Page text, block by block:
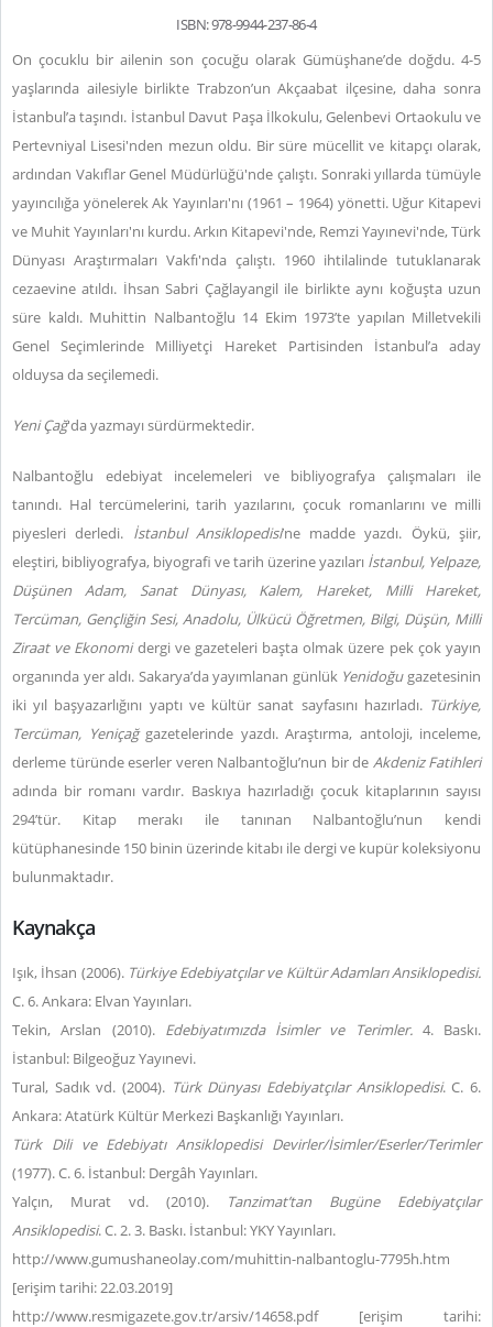
ISBN: 978-9944-237-86-4
On çocuklu bir ailenin son çocuğu olarak Gümüşhane’de doğdu. 4-5
yaşlarında ailesiyle birlikte Trabzon’un Akçaabat ilçesine, daha sonra
İstanbul’a taşındı. İstanbul Davut Paşa İlkokulu, Gelenbevi Ortaokulu ve
Pertevniyal Lisesi'nden mezun oldu. Bir süre mücellit ve kitapçı olarak,
ardından Vakıflar Genel Müdürlüğü'nde çalıştı. Sonraki yıllarda tümüyle
yayıncılığa yönelerek Ak Yayınları'nı (1961 – 1964) yönetti. Uğur Kitapevi
ve Muhit Yayınları'nı kurdu. Arkın Kitapevi'nde, Remzi Yayınevi'nde, Türk
Dünyası Araştırmaları Vakfı'nda çalıştı. 1960 ihtilalinde tutuklanarak
cezaevine atıldı. İhsan Sabri Çağlayangil ile birlikte aynı koğuşta uzun
süre kaldı. Muhittin Nalbantoğlu 14 Ekim 1973’te yapılan Milletvekili
Genel Seçimlerinde Milliyetçi Hareket Partisinden İstanbul’a aday
olduysa da seçilemedi.
Yeni Çağ'da yazmayı sürdürmektedir.
Nalbantoğlu edebiyat incelemeleri ve bibliyografya çalışmaları ile
tanındı. Hal tercümelerini, tarih yazılarını, çocuk romanlarını ve milli
piyesleri derledi. İstanbul Ansiklopedisi’ne madde yazdı. Öykü, şiir,
eleştiri, bibliyografya, biyografi ve tarih üzerine yazıları İstanbul, Yelpaze,
Düşünen Adam, Sanat Dünyası, Kalem, Hareket, Milli Hareket,
Tercüman, Gençliğin Sesi, Anadolu, Ülkücü Öğretmen, Bilgi, Düşün, Milli
Ziraat ve Ekonomidergi ve gazeteleri başta olmak üzere pek çok yayın
organında yer aldı. Sakarya’da yayımlanan günlük Yenidoğugazetesinin
iki yıl başyazarlığını yaptı ve kültür sanat sayfasını hazırladı. Türkiye,
Tercüman, Yeniçağgazetelerinde yazdı. Araştırma, antoloji, inceleme,
derleme türünde eserler veren Nalbantoğlu’nun bir de Akdeniz Fatihleri
adında bir romanı vardır. Baskıya hazırladığı çocuk kitaplarının sayısı
294’tür. Kitap merakı ile tanınan Nalbantoğlu’nun kendi
kütüphanesinde 150 binin üzerinde kitabı ile dergi ve kupür koleksiyonu
bulunmaktadır.
Kaynakça
Işık, İhsan (2006). Türkiye Edebiyatçılar ve Kültür Adamları Ansiklopedisi.
C. 6. Ankara: Elvan Yayınları.
Tekin, Arslan (2010). Edebiyatımızda İsimler ve Terimler.4. Baskı.
İstanbul: Bilgeoğuz Yayınevi.
Tural, Sadık vd. (2004). Türk Dünyası Edebiyatçılar Ansiklopedisi. C. 6.
Ankara: Atatürk Kültür Merkezi Başkanlığı Yayınları.
Türk Dili ve Edebiyatı Ansiklopedisi Devirler/İsimler/Eserler/Terimler
(1977). C. 6. İstanbul: Dergâh Yayınları.
Yalçın, Murat vd. (2010).
Tanzimat’tan Bugüne Edebiyatçılar
Ansiklopedisi. C. 2. 3. Baskı. İstanbul: YKY Yayınları.
http://www.gumushaneolay.com/muhittin-nalbantoglu-7795h.htm
[erişim tarihi: 22.03.2019]
http://www.resmigazete.gov.tr/arsiv/14658.pdf [erişim tarihi: